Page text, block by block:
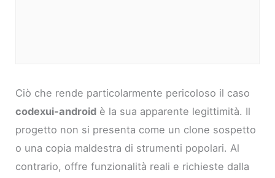
Ciò che rende particolarmente pericoloso il caso
codexui-android è la sua apparente legittimità. Il
progetto non si presenta come un clone sospetto
o una copia maldestra di strumenti popolari. Al
contrario, offre funzionalità reali e richieste dalla